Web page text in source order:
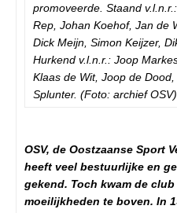
promoveerde. Staand
Rep, Johan Koehof, Jan de
Dick Meijn, Simon Keijzer,
Hurkend v.l.n.r.: Joop
Klaas de Wit, Joop de
Splunter. (Foto: archief OSV)
OSV, de Oostzaanse Sport
heeft veel bestuurlijke en
gekend. Toch kwam de
moeilijkheden te boven. In